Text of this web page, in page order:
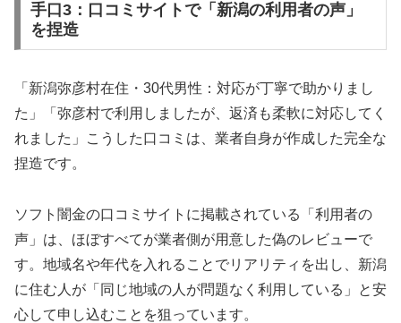
手口3：口コミサイトで「新潟の利用者の声」
を捏造
「新潟弥彦村在住・30代男性：対応が丁寧で助かりまし
た」「弥彦村で利用しましたが、返済も柔軟に対応してく
れました」こうした口コミは、業者自身が作成した完全な
捏造です。
ソフト闇金の口コミサイトに掲載されている「利用者の
声」は、ほぼすべてが業者側が用意した偽のレビューで
す。地域名や年代を入れることでリアリティを出し、新潟
に住む人が「同じ地域の人が問題なく利用している」と安
心して申し込むことを狙っています。